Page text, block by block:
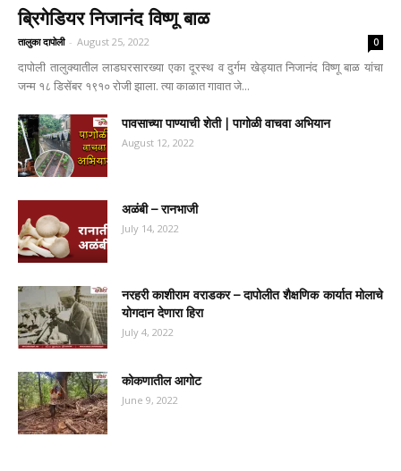
ब्रिगेडियर निजानंद विष्णू बाळ
तालुका दापोली - August 25, 2022 0
दापोली तालुक्यातील लाडघरसारख्या एका दूरस्थ व दुर्गम खेड्यात निजानंद विष्णू बाळ यांचा
जन्म १८ डिसेंबर १९१० रोजी झाला. त्या काळात गावात जे...
पावसाच्या पाण्याची शेती | पागोळी वाचवा अभियान
August 12, 2022
अळंबी – रानभाजी
July 14, 2022
नरहरी काशीराम वराडकर – दापोलीत शैक्षणिक कार्यात मोलाचे
योगदान देणारा हिरा
July 4, 2022
कोकणातील आगोट
June 9, 2022